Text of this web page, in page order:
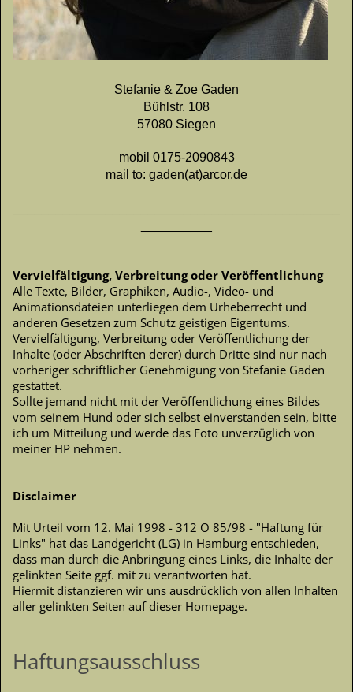
Stefanie & Zoe Gaden
Bühlstr. 108
57080 Siegen
mobil 0175-2090843
mail to: gaden(at)arcor.de
Vervielfältigung, Verbreitung oder Veröffentlichung
Alle Texte, Bilder, Graphiken, Audio-, Video- und
Animationsdateien unterliegen dem Urheberrecht und
anderen Gesetzen zum Schutz geistigen Eigentums.
Vervielfältigung, Verbreitung oder Veröffentlichung der
Inhalte (oder Abschriften derer) durch Dritte sind nur nach
vorheriger schriftlicher Genehmigung von Stefanie Gaden
gestattet.
Sollte jemand nicht mit der Veröffentlichung eines Bildes
vom seinem Hund oder sich selbst einverstanden sein, bitte
ich um Mitteilung und werde das Foto unverzüglich von
meiner HP nehmen.
Disclaimer
Mit Urteil vom 12. Mai 1998 - 312 O 85/98 - "Haftung für
Links" hat das Landgericht (LG) in Hamburg entschieden,
dass man durch die Anbringung eines Links, die Inhalte der
gelinkten Seite ggf. mit zu verantworten hat.
Hiermit distanzieren wir uns ausdrücklich von allen Inhalten
aller gelinkten Seiten auf dieser Homepage.
Haftungsausschluss